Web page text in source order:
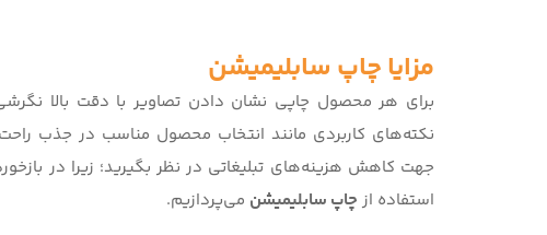
مزایا چاپ سابلیمیشن
برای هر محصول چاپی نشان دادن تصاویر با دقت بالا
نکته‌های کاربردی مانند انتخاب محصول مناسب در جذب
جهت کاهش هزینه‌های تبلیغاتی در نظر بگیرید؛ زیرا در
استفاده از چاپ سابلیمیشن می‌پردازیم.